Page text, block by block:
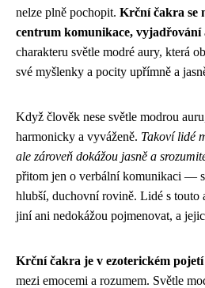
nelze plně pochopit. Krční čakra se
centrum komunikace, vyjadřování
charakteru světle modré aury, která
své myšlenky a pocity upřímně a
Když člověk nese světle modrou
harmonicky a vyváženě. Takoví lidé
ale zároveň dokážou jasně a
přitom jen o verbální komunikaci —
hlubší, duchovní rovině. Lidé s touto
jiní ani nedokážou pojmenovat, a
Krční čakra je v ezoterickém
mezi emocemi a rozumem. Světle